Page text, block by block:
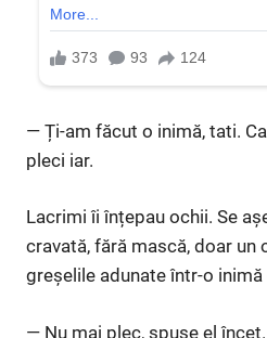
— Ți-am făcut o inimă, tati.
pleci iar.
Lacrimi îi înțepau ochii. Se
cravată, fără mască, doar un
greșelile adunate într-o inimă
— Nu mai plec, spuse el